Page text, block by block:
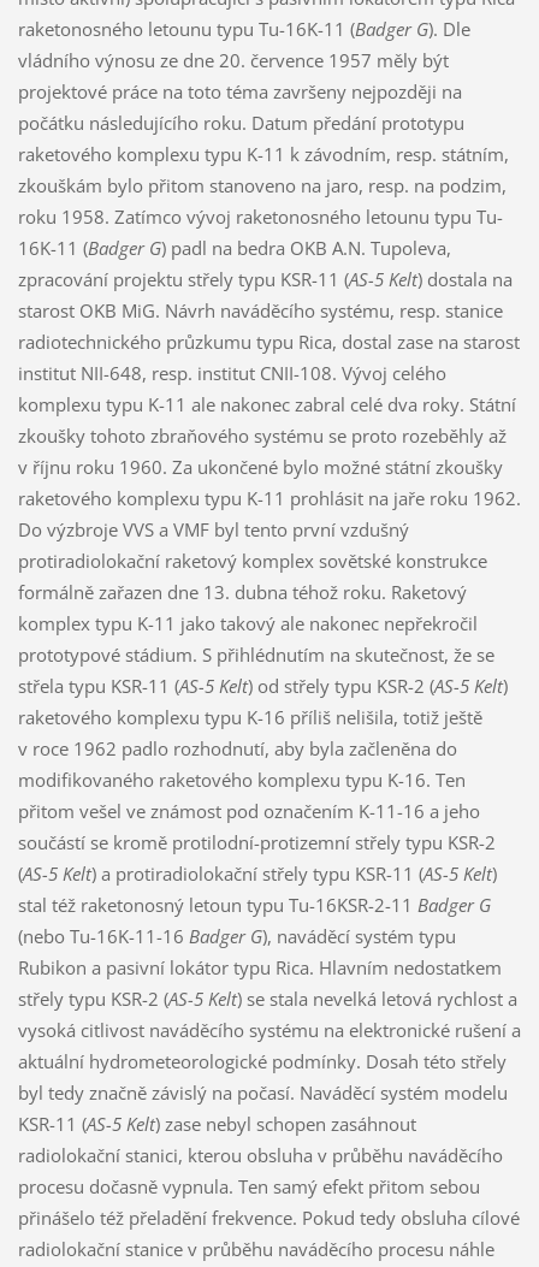
raketonosného letounu typu Tu-16K-11 (Badger G). Dle
vládního výnosu ze dne 20. července 1957 měly být
projektové práce na toto téma završeny nejpozději na
počátku následujícího roku. Datum předání prototypu
raketového komplexu typu K-11 k závodním, resp. státním,
zkouškám bylo přitom stanoveno na jaro, resp. na podzim,
roku 1958. Zatímco vývoj raketonosného letounu typu Tu-
16K-11 (Badger G) padl na bedra OKB A.N. Tupoleva,
zpracování projektu střely typu KSR-11 (AS-5 Kelt) dostala na
starost OKB MiG. Návrh naváděcího systému, resp. stanice
radiotechnického průzkumu typu Rica, dostal zase na starost
institut NII-648, resp. institut CNII-108. Vývoj celého
komplexu typu K-11 ale nakonec zabral celé dva roky. Státní
zkoušky tohoto zbraňového systému se proto rozeběhly až
v říjnu roku 1960. Za ukončené bylo možné státní zkoušky
raketového komplexu typu K-11 prohlásit na jaře roku 1962.
Do výzbroje VVS a VMF byl tento první vzdušný
protiradiolokační raketový komplex sovětské konstrukce
formálně zařazen dne 13. dubna téhož roku. Raketový
komplex typu K-11 jako takový ale nakonec nepřekročil
prototypové stádium. S přihlédnutím na skutečnost, že se
střela typu KSR-11 (AS-5 Kelt) od střely typu KSR-2 (AS-5 Kelt)
raketového komplexu typu K-16 příliš nelišila, totiž ještě
v roce 1962 padlo rozhodnutí, aby byla začleněna do
modifikovaného raketového komplexu typu K-16. Ten
přitom vešel ve známost pod označením K-11-16 a jeho
součástí se kromě protilodní-protizemní střely typu KSR-2
(AS-5 Kelt) a protiradiolokační střely typu KSR-11 (AS-5 Kelt)
stal též raketonosný letoun typu Tu-16KSR-2-11 Badger G
(nebo Tu-16K-11-16 Badger G), naváděcí systém typu
Rubikon a pasivní lokátor typu Rica. Hlavním nedostatkem
střely typu KSR-2 (AS-5 Kelt) se stala nevelká letová rychlost a
vysoká citlivost naváděcího systému na elektronické rušení a
aktuální hydrometeorologické podmínky. Dosah této střely
byl tedy značně závislý na počasí. Naváděcí systém modelu
KSR-11 (AS-5 Kelt) zase nebyl schopen zasáhnout
radiolokační stanici, kterou obsluha v průběhu naváděcího
procesu dočasně vypnula. Ten samý efekt přitom sebou
přinášelo též přeladění frekvence. Pokud tedy obsluha cílové
radiolokační stanice v průběhu naváděcího procesu náhle